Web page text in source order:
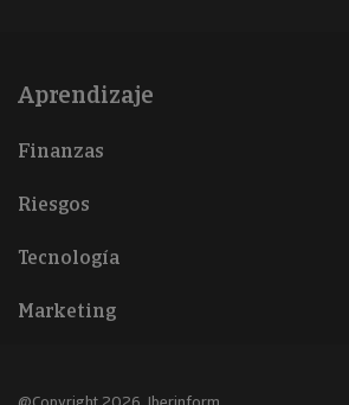
Aprendizaje
Finanzas
Riesgos
Tecnología
Marketing